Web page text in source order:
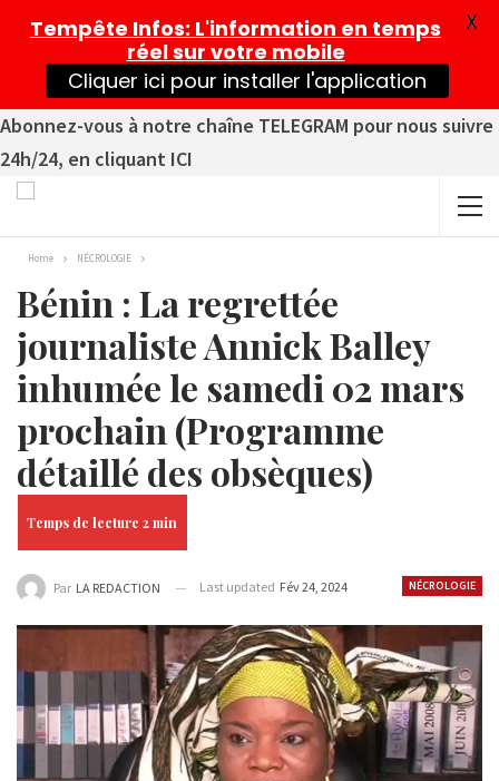
Abonnez-vous à notre chaîne TELEGRAM pour nous suivre
24h/24, en cliquant ICI
Home NÉCROLOGIE
Bénin : La regrettée
journaliste Annick Balley
inhumée le samedi 02 mars
prochain (Programme
détaillé des obsèques)
NÉCROLOGIE
Par LA REDACTION Last updated Fév 24, 2024
Tempête Infos: L'information en temps
réel sur votre mobile
Cliquer ici pour installer l'application
X